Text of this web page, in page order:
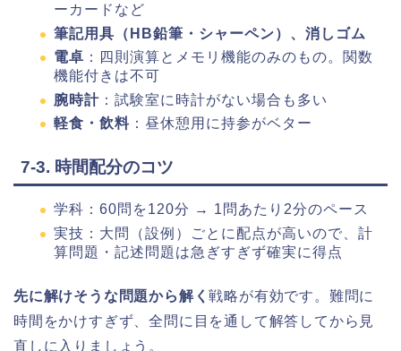
ーカードなど
筆記用具（HB鉛筆・シャーペン）、消しゴム
電卓 ：四則演算とメモリ機能のみのもの。関数
機能付きは不可
腕時計 ：試験室に時計がない場合も多い
軽食・飲料 ：昼休憩用に持参がベター
7-3. 時間配分のコツ
学科：60問を120分 → 1問あたり2分のペース
実技：大問（設例）ごとに配点が高いので、計
算問題・記述問題は急ぎすぎず確実に得点
先に解けそうな問題から解く戦略が有効です。難問に
時間をかけすぎず、全問に目を通して解答してから見
直しに入りましょう。